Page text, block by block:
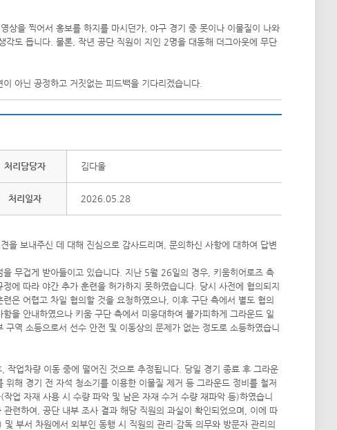
상을 찍어서 홍보를 하지를 마시던가, 야구 경기 중 못이나 이물질이 나와
도 듭니다. 물론, 작년 공단 직원이 지인 2명을 대동해 더그아웃에 무단
아닌 공정하고 거짓없는 피드백을 기다리겠습니다.
처리담당자 김다울
처리일자 2026.05.28
을 보내주신 데 대해 진심으로 감사드리며, 문의하신 사항에 대하여 답변
무겁게 받아들이고 있습니다. 지난 5월 26일의 경우, 키움히어로즈 측
에 따라 야간 추가 훈련을 허가하지 못하였습니다. 당시 사전에 협의되지
은 어렵고 차일 협의할 것을 요청하였으나, 이후 구단 측에서 별도 협의
을 안내하였으나 키움 구단 측에서 미응대하여 불가피하게 그라운드 일
역 소등으로서 선수 안전 및 이동상의 문제가 없는 정도로 소등하였습니
작업차량 이동 중에 떨어진 것으로 추정됩니다. 당일 경기 종료 후 그라운
해 경기 전 자석 청소기를 이용한 이물질 제거 등 그라운드 정비를 철저
업 자재 사용 시 수량 파악 및 남은 자재 수거 수량 재파악 등)하였습니
련하여, 공단 내부 조사 결과 해당 직원의 과실이 확인되었으며, 이에 따
부서 차원에서 외부인 동행 시 직원의 관리·감독 의무와 방문자 관리의